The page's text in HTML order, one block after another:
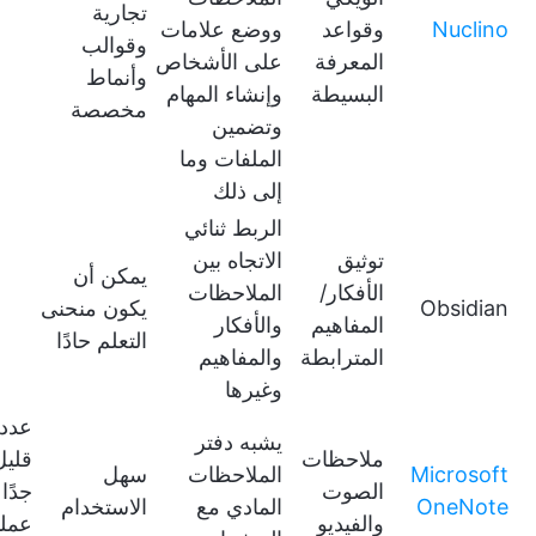
Nuclino
وقواعد
المعرفة
البسيطة
ووضع علامات
على الأشخاص
وإنشاء المهام
وتضمين
الملفات وما
إلى ذلك
تجارية
وقوالب
وأنماط
مخصصة
Obsidian
توثيق
الأفكار/
المفاهيم
المترابطة
الربط ثنائي
الاتجاه بين
الملاحظات
والأفكار
والمفاهيم
وغيرها
يمكن أن
يكون منحنى
التعلم حادًا
Microsoft
OneNote
ملاحظات
الصوت
والفيديو
يشبه دفتر
الملاحظات
المادي مع
سهل
الاستخدام
عدد